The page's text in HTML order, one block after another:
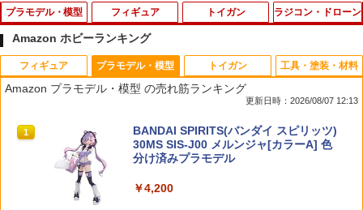
プラモデル・模型
1
アオシマ 1/32 楽プラ スナップキット N
o.13-WT トヨタ スープラ 2019(ホワイ
トメタリック)【00322】 プラモデル
￥1,930
ザ☆モデルカー 1/24 ニッサン P430 セ
フィギュア
1
タカラトミー TAKARA TOMY トイ・ス
トーリー4 英語と日本語! おしゃべりフ
レンズ ウッディ バズ・ライトイヤー ハ
￥2,480
トイガン
1
送料無料 ベルトポーチ ミリタリーポー
チ メンズ スマホポーチ ウエストポーチ
サバイバルゲーム サバゲ— カモフラ 迷
￥650
ラジコン・ドローン
1
22066 【TAMIYA/タミヤ】 RCオプショ
ンパーツ OP.2066 TT-02 TYPE-SRX ア
ルミプロペラジョイント
￥847
53880 【TAMIYA/タミヤ】RCオプショ
Amazon ホビーランキング
フィギュア
1
タカラトミー(TAKARA TOMY) T-SPAR
K トランスフォーマー ニューレジェンズ
NL-07 サウンドウェーブ 可動フィギュア
￥4,440
プラモデル・模型
Amazon プラモデル・模型 の売れ筋ランキング
更新日時：2026/08/07 12:13
1
BANDAI SPIRITS(バンダイ スピリッツ)
30MS SIS-J00 メルンジャ[カラーA] 色
分け済みプラモデル
￥4,200
トイガン 工具・塗装・材料